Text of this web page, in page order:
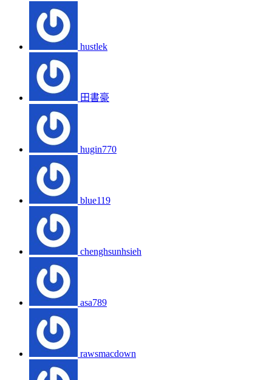
hustlek
田書豪
hugin770
blue119
chenghsunhsieh
asa789
rawsmacdown